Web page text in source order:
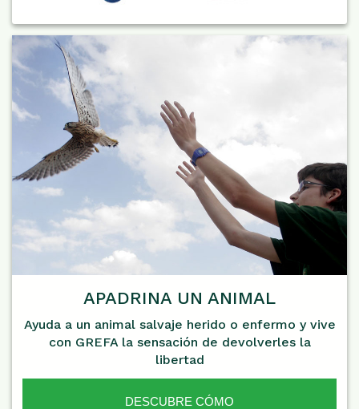
APADRINA UN ANIMAL
Ayuda a un animal salvaje herido o enfermo y vive
con GREFA la sensación de devolverles la
libertad
DESCUBRE CÓMO